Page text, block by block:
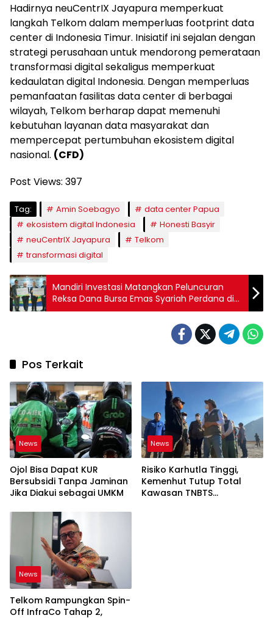
Hadirnya neuCentrIX Jayapura memperkuat
langkah Telkom dalam memperluas footprint data
center di Indonesia Timur. Inisiatif ini sejalan dengan
strategi perusahaan untuk mendorong pemerataan
transformasi digital sekaligus memperkuat
kedaulatan digital Indonesia. Dengan memperluas
pemanfaatan fasilitas data center di berbagai
wilayah, Telkom berharap dapat memenuhi
kebutuhan layanan data masyarakat dan
mempercepat pertumbuhan ekosistem digital
nasional. (CFD)
Post Views: 397
Tag: Amin Soebagyo
data center Papua
ekosistem digital Indonesia
Honesti Basyir
neuCentrIX Jayapura
Telkom
transformasi digital
Mandiri Investasi Matangkan Peluncuran
Reksa Dana Bursa Emas Syariah Perdana di
Indonesia
Pos Terkait
News
Ojol Bisa Dapat KUR
Bersubsidi Tanpa Jaminan
Jika Diakui sebagai UMKM
News
Risiko Karhutla Tinggi,
Kemenhut Tutup Total
Kawasan TNBTS
News
Telkom Rampungkan Spin-
Off InfraCo Tahap 2,